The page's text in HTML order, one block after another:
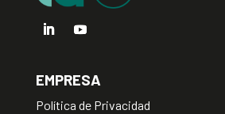
EMPRESA
Política de Privacidad